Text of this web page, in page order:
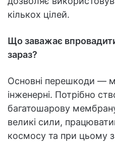
кількох цілей.
Що заважає
зараз?
Основні перешкоди —
інженерні. Потрібно
багатошарову
великі сили,
космосу та при цьому